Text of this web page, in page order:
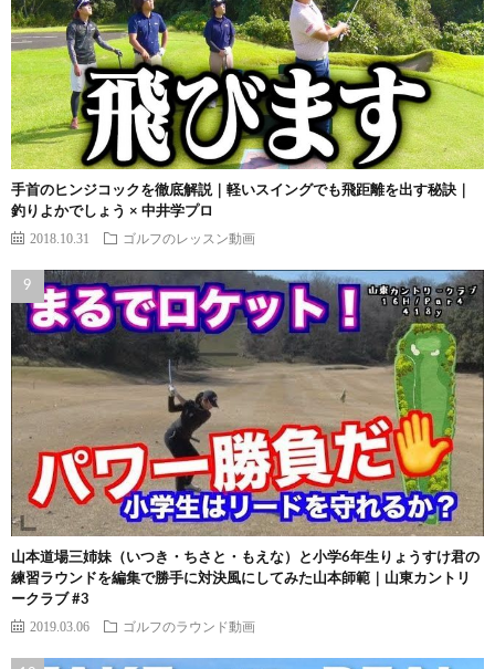
手首のヒンジコックを徹底解説｜軽いスイングでも飛距離を出す秘訣｜
釣りよかでしょう × 中井学プロ
2018.10.31 ゴルフのレッスン動画
山本道場三姉妹（いつき・ちさと・もえな）と小学6年生りょうすけ君の
練習ラウンドを編集で勝手に対決風にしてみた山本師範｜山東カントリ
ークラブ #3
2019.03.06 ゴルフのラウンド動画